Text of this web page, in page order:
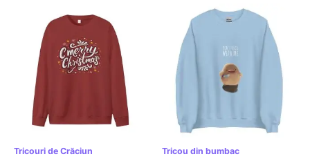
Tricouri de Crăciun Tricou din bumbac